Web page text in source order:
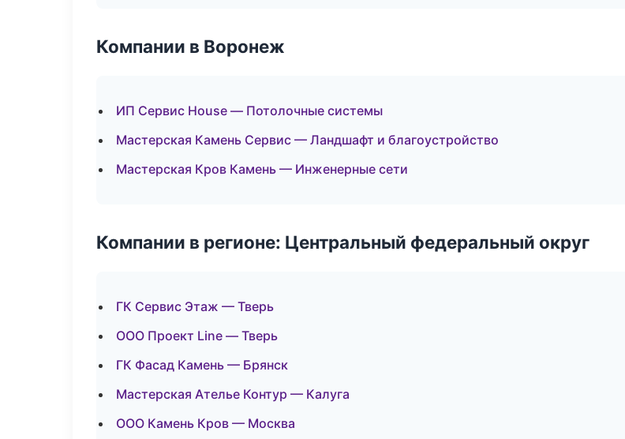
Компании в Воронеж
ИП Сервис House — Потолочные системы
Мастерская Камень Сервис — Ландшафт и благоустройство
Мастерская Кров Камень — Инженерные сети
Компании в регионе: Центральный федеральный округ
ГК Сервис Этаж — Тверь
ООО Проект Line — Тверь
ГК Фасад Камень — Брянск
Мастерская Ателье Контур — Калуга
ООО Камень Кров — Москва